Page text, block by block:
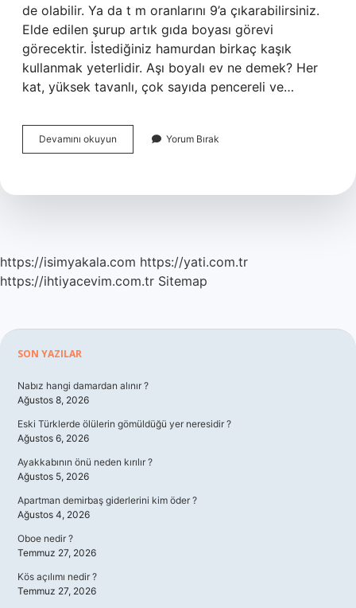
de olabilir. Ya da t m oranlarını 9’a çıkarabilirsiniz.
Elde edilen şurup artık gıda boyası görevi
görecektir. İstediğiniz hamurdan birkaç kaşık
kullanmak yeterlidir. Aşı boyalı ev ne demek? Her
kat, yüksek tavanlı, çok sayıda pencereli ve…
Devamını okuyun
Boyası
Yorum Bırak
https://isimyakala.com https://yati.com.tr
https://ihtiyacevim.com.tr Sitemap
Sidebar
SON YAZILAR
Nabız hangi damardan alınır ?
Ağustos 8, 2026
Eski Türklerde ölülerin gömüldüğü yer neresidir ?
Ağustos 6, 2026
Ayakkabının önü neden kırılır ?
Ağustos 5, 2026
Apartman demirbaş giderlerini kim öder ?
Ağustos 4, 2026
Oboe nedir ?
Temmuz 27, 2026
Kös açılımı nedir ?
Temmuz 27, 2026